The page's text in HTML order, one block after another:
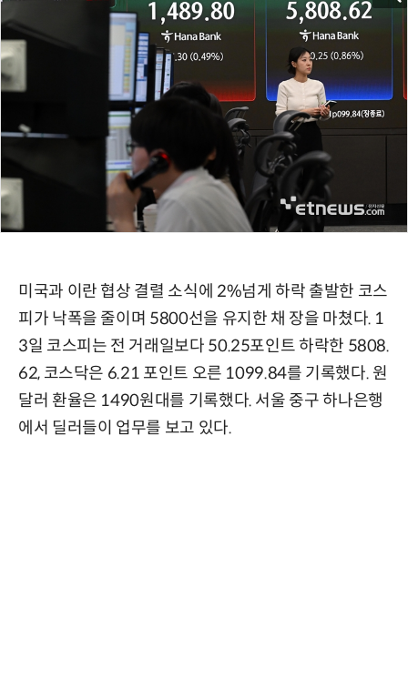
미국과 이란 협상 결렬 소식에 2%넘게 하락 출발한 코스
피가 낙폭을 줄이며 5800선을 유지한 채 장을 마쳤다. 1
3일 코스피는 전 거래일보다 50.25포인트 하락한 5808.
62, 코스닥은 6.21 포인트 오른 1099.84를 기록했다. 원
달러 환율은 1490원대를 기록했다. 서울 중구 하나은행
에서 딜러들이 업무를 보고 있다.